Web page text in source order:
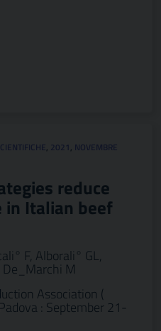
, 2021 , NOVEMBRE
reduce
Italian beef
F, Alborali° GL,
De_Marchi M
Association (
: September 21-